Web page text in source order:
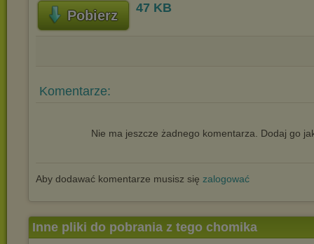
Pobierz 47 KB
Komentarze:
Nie ma jeszcze żadnego komentarza. Dodaj go
Aby dodawać komentarze musisz się zalogować
Inne pliki do pobrania z tego chomika